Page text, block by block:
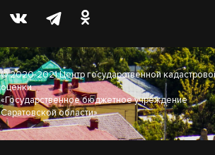
© 2020-2021 Центр государственной
оценки
«Государственное бюджетное учреждение
Саратовской области»